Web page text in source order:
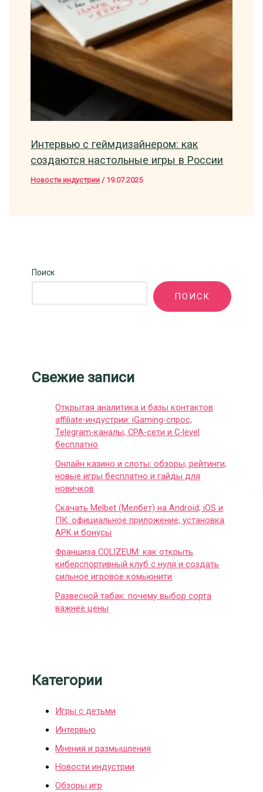
Интервью с геймдизайнером: как
создаются настольные игры в России
Новости индустрии / 19.07.2025
Поиск
ПОИСК
Свежие записи
Открытая аналитика и базы контактов
affiliate-индустрии: iGaming-спрос,
Telegram-каналы, CPA-сети и C-level
бесплатно
Онлайн казино и слоты: обзоры, рейтинги,
новые игры бесплатно и гайды для
новичков
Скачать Melbet (Мелбет) на Android, iOS и
ПК: официальное приложение, установка
APK и бонусы
Франшиза COLIZEUM: как открыть
киберспортивный клуб с нуля и создать
сильное игровое комьюнити
Развесной табак: почему выбор сорта
важнее цены
Категории
Игры с детьми
Интервью
Мнения и размышления
Новости индустрии
Обзоры игр